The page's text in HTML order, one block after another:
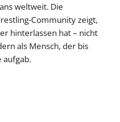
weltweit. Die
Community zeigt,
hinterlassen hat – nicht
als Mensch, der bis
aufgab.